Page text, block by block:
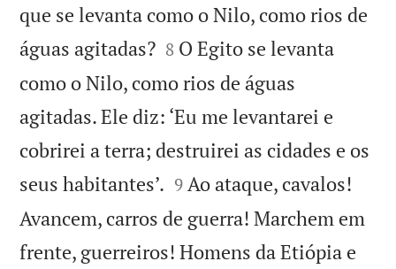
que se levanta como o Nilo, como rios de
águas agitadas?
8 O Egito se levanta
como o Nilo, como rios de águas
agitadas. Ele diz: ‘Eu me levantarei e
cobrirei a terra; destruirei as cidades e os
seus habitantes’. 

9 Ao ataque, cavalos!
Avancem, carros de guerra! Marchem em
frente, guerreiros! Homens da Etiópia e